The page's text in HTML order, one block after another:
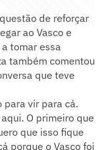
de reforçar
ao Vasco e
tomar essa
também comentou
que teve
para vir para cá.
O primeiro que
que isso fique
porque o Vasco foi